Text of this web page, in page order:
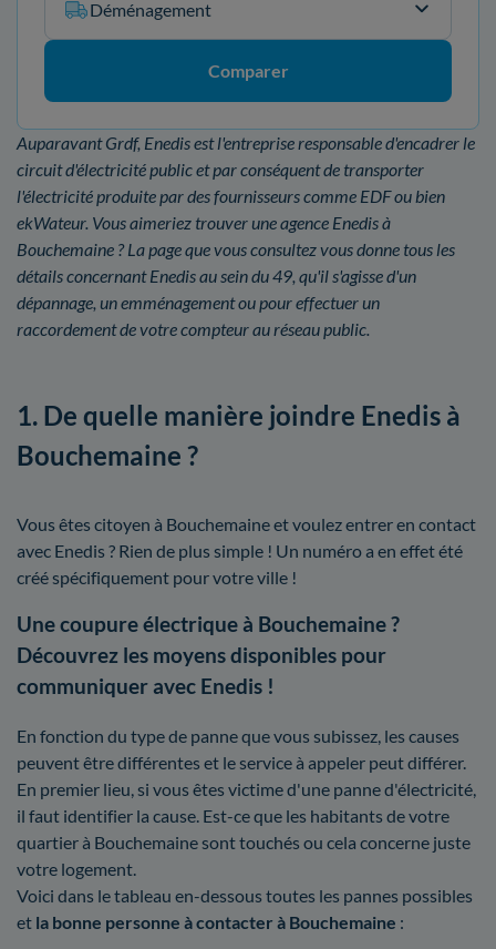
Déménagement
Comparer
Auparavant Grdf, Enedis est l'entreprise responsable d'encadrer le
circuit d'électricité public et par conséquent de transporter
l'électricité produite par des fournisseurs comme EDF ou bien
ekWateur. Vous aimeriez trouver une agence Enedis à
Bouchemaine ? La page que vous consultez vous donne tous les
détails concernant Enedis au sein du 49, qu'il s'agisse d'un
dépannage, un emménagement ou pour effectuer un
raccordement de votre compteur au réseau public.
1. De quelle manière joindre Enedis à
Bouchemaine ?
Vous êtes citoyen à Bouchemaine et voulez entrer en contact
avec Enedis ? Rien de plus simple ! Un numéro a en effet été
créé spécifiquement pour votre ville !
Une coupure électrique à Bouchemaine ?
Découvrez les moyens disponibles pour
communiquer avec Enedis !
En fonction du type de panne que vous subissez, les causes
peuvent être différentes et le service à appeler peut différer.
En premier lieu, si vous êtes victime d'une panne d'électricité,
il faut identifier la cause. Est-ce que les habitants de votre
quartier à Bouchemaine sont touchés ou cela concerne juste
votre logement.
Voici dans le tableau en-dessous toutes les pannes possibles
et la bonne personne à contacter à Bouchemaine :